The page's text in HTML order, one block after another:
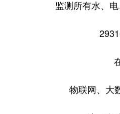
监测所有水、
物联网、大